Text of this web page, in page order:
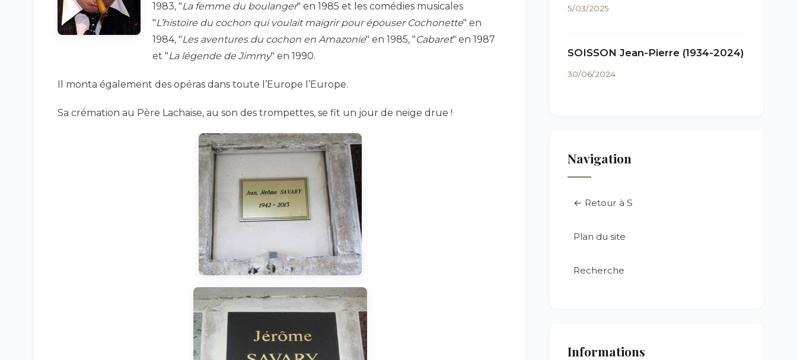
1983, "La femme du boulanger" en 1985 et les comédies musicales
"L’histoire du cochon qui voulait maigrir pour épouser Cochonette" en
1984, "Les aventures du cochon en Amazonie" en 1985, "Cabaret" en 1987
et "La légende de Jimmy" en 1990.
Il monta également des opéras dans toute l’Europe l’Europe.
Sa crémation au Père Lachaise, au son des trompettes, se fit un jour de neige drue !
5/03/2025
SOISSON Jean-Pierre (1934-2024)
30/06/2024
Navigation
← Retour à S
Plan du site
Recherche
Informations